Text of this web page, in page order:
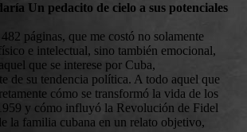
Un pedacito de cielo a sus potenciales
páginas, que me costó no solamente
e intelectual, sino también emocional,
que se interese por Cuba,
de su tendencia política. A todo aquel que
cómo se transformó la vida de los
y cómo influyó la Revolución de Fidel
la familia cubana en un relato objetivo,